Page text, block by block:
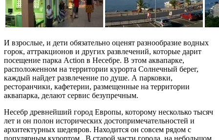
И взрослые, и дети обязательно оценят разнообразие водных
горок, аттракционов и других развлечений, которые дарит
посещение парка Action в Несебре. В этом аквапарке,
расположенном на территории курорта Солнечный берег,
каждый найдет развлечение по душе. А парковки,
ресторанчики, кафетерии, размещенные на территории
аквапарка, делают сервис безупречным.
Несебр древнейший город Европы, которому несколько тысяч
лет и он полон исторических достопримечательностей и
архитектурных шедевров. Находится он совсем рядом с
популярным курортом . В старой части города, на небольшом